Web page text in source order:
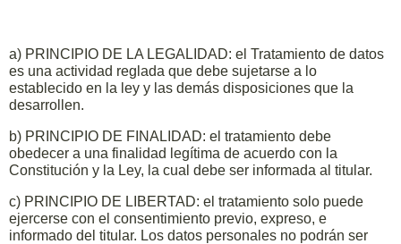
a) PRINCIPIO DE LA LEGALIDAD: el Tratamiento de datos
es una actividad reglada que debe sujetarse a lo
establecido en la ley y las demás disposiciones que la
desarrollen.
b) PRINCIPIO DE FINALIDAD: el tratamiento debe
obedecer a una finalidad legítima de acuerdo con la
Constitución y la Ley, la cual debe ser informada al titular.
c) PRINCIPIO DE LIBERTAD: el tratamiento solo puede
ejercerse con el consentimiento previo, expreso, e
informado del titular. Los datos personales no podrán ser